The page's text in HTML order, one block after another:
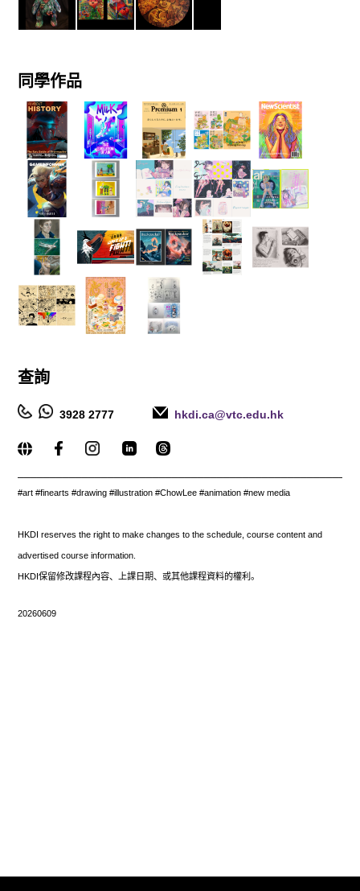
同學作品
查詢
3928 2777 hkdi.ca@vtc.edu.hk
#art #finearts #drawing #illustration #ChowLee #animation #new media
HKDI reserves the right to make changes to the schedule, course content and
advertised course information.
HKDI保留修改課程內容、上課日期、或其他課程資料的權利。
20260609